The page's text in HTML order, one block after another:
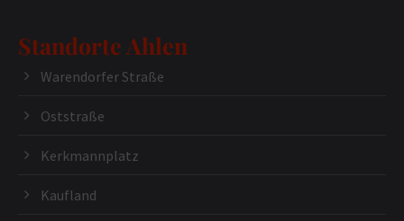
Standorte Ahlen
Warendorfer Straße
Oststraße
Kerkmannplatz
Kaufland